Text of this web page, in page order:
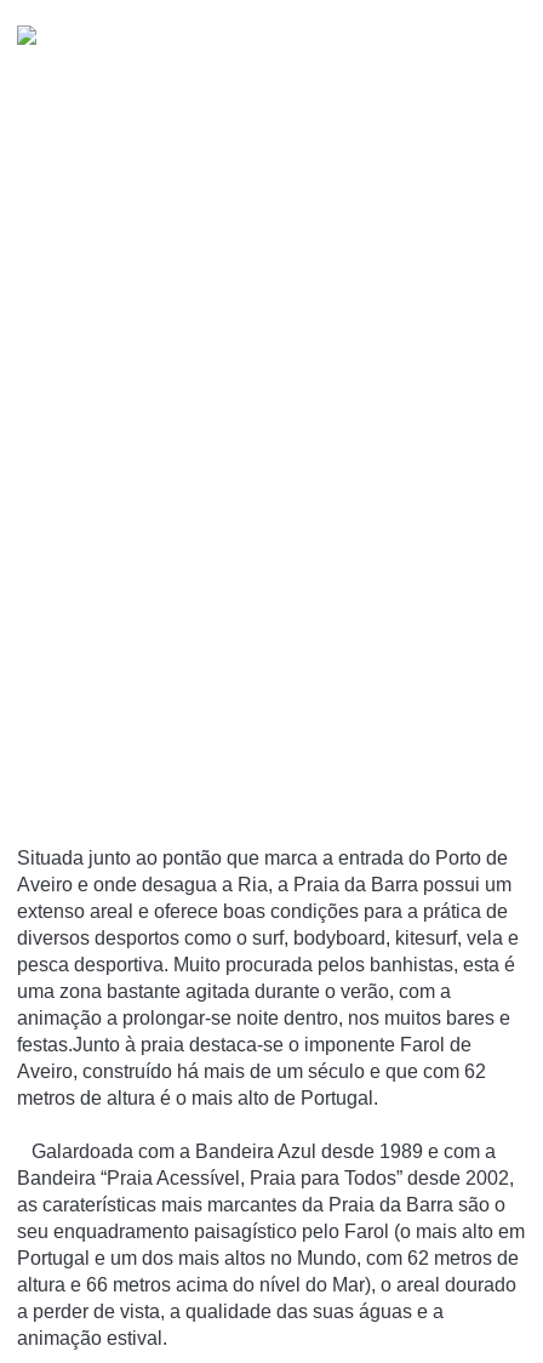
Situada junto ao pontão que marca a entrada do Porto de
Aveiro e onde desagua a Ria, a Praia da Barra possui um
extenso areal e oferece boas condições para a prática de
diversos desportos como o surf, bodyboard, kitesurf, vela e
pesca desportiva. Muito procurada pelos banhistas, esta é
uma zona bastante agitada durante o verão, com a
animação a prolongar-se noite dentro, nos muitos bares e
festas.Junto à praia destaca-se o imponente Farol de
Aveiro, construído há mais de um século e que com 62
metros de altura é o mais alto de Portugal.
Galardoada com a Bandeira Azul desde 1989 e com a
Bandeira “Praia Acessível, Praia para Todos” desde 2002,
as caraterísticas mais marcantes da Praia da Barra são o
seu enquadramento paisagístico pelo Farol (o mais alto em
Portugal e um dos mais altos no Mundo, com 62 metros de
altura e 66 metros acima do nível do Mar), o areal dourado
a perder de vista, a qualidade das suas águas e a
animação estival.